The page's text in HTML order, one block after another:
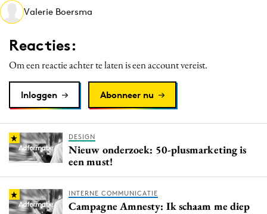
Merkstrategie
PR
Programmatic
Purpose Marketing
Valerie Boersma
Reacties:
Om een reactie achter te laten is een account vereist.
Inloggen Abonneer nu
DESIGN
Nieuw onderzoek: 50-plusmarketing is
een must!
INTERNE COMMUNICATIE
Campagne Amnesty: Ik schaam me diep